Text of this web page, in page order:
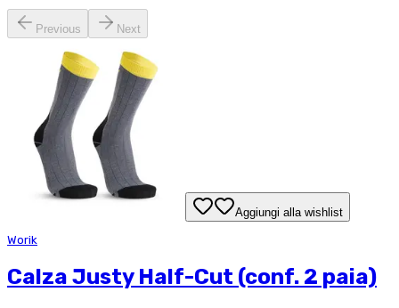
Previous Next
Aggiungi alla wishlist
Worik
Calza Justy Half-Cut (conf. 2 paia)